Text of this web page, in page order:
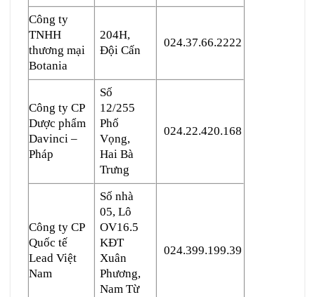
Công ty
TNHH
thương mại
Botania
204H,
Đội Cấn
024.37.66.2222
Công ty CP
Dược phẩm
Davinci –
Pháp
Số
12/255
Phố
Vọng,
Hai Bà
Trưng
024.22.420.168
Công ty CP
Quốc tế
Lead Việt
Nam
Số nhà
05, Lô
OV16.5
KĐT
Xuân
Phương,
Nam Từ
024.399.199.39